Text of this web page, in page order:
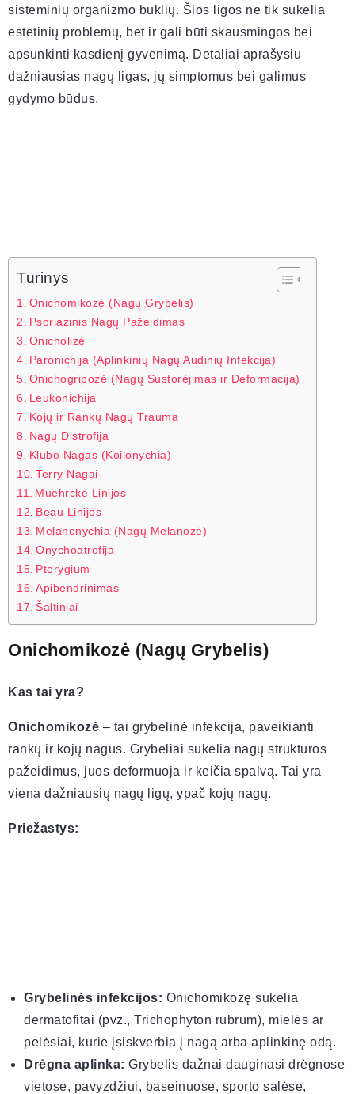
sisteminių organizmo būklių. Šios ligos ne tik sukelia
estetinių problemų, bet ir gali būti skausmingos bei
apsunkinti kasdienį gyvenimą. Detaliai aprašysiu
dažniausias nagų ligas, jų simptomus bei galimus
gydymo būdus.
Turinys
Onichomikozė (Nagų Grybelis)
Psoriazinis Nagų Pažeidimas
Onicholizė
Paronichija (Aplinkinių Nagų Audinių Infekcija)
Onichogripozė (Nagų Sustorėjimas ir Deformacija)
Leukonichija
Kojų ir Rankų Nagų Trauma
Nagų Distrofija
Klubo Nagas (Koilonychia)
Terry Nagai
Muehrcke Linijos
Beau Linijos
Melanonychia (Nagų Melanozė)
Onychoatrofija
Pterygium
Apibendrinimas
Šaltiniai
Onichomikozė (Nagų Grybelis)
Kas tai yra?
Onichomikozė – tai grybelinė infekcija, paveikianti
rankų ir kojų nagus. Grybeliai sukelia nagų struktūros
pažeidimus, juos deformuoja ir keičia spalvą. Tai yra
viena dažniausių nagų ligų, ypač kojų nagų.
Priežastys:
Grybelinės infekcijos: Onichomikozę sukelia
dermatofitai (pvz., Trichophyton rubrum), mielės ar
pelėsiai, kurie įsiskverbia į nagą arba aplinkinę odą.
Drėgna aplinka: Grybelis dažnai dauginasi drėgnose
vietose, pavyzdžiui, baseinuose, sporto salėse,